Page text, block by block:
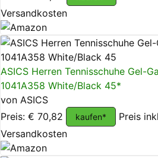
Versandkosten
ASICS Herren Tennisschuhe Gel-
1041A358 White/Black 45*
von ASICS
Preis: € 70,82
kaufen*
Preis
Versandkosten